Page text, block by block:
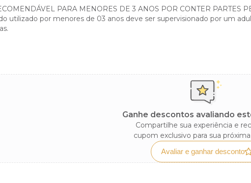
PARA MENORES DE 3 ANOS POR CONTER PARTES
utilizado por menores de 03 anos deve ser supervisionado por um
Ganhe descontos avaliando
Compartilhe sua experiência e
cupom exclusivo para sua
Avaliar e ganhar desconto